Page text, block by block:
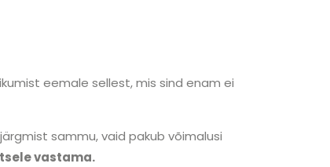
eemale sellest, mis sind enam ei
sammu, vaid pakub võimalusi
vastama.